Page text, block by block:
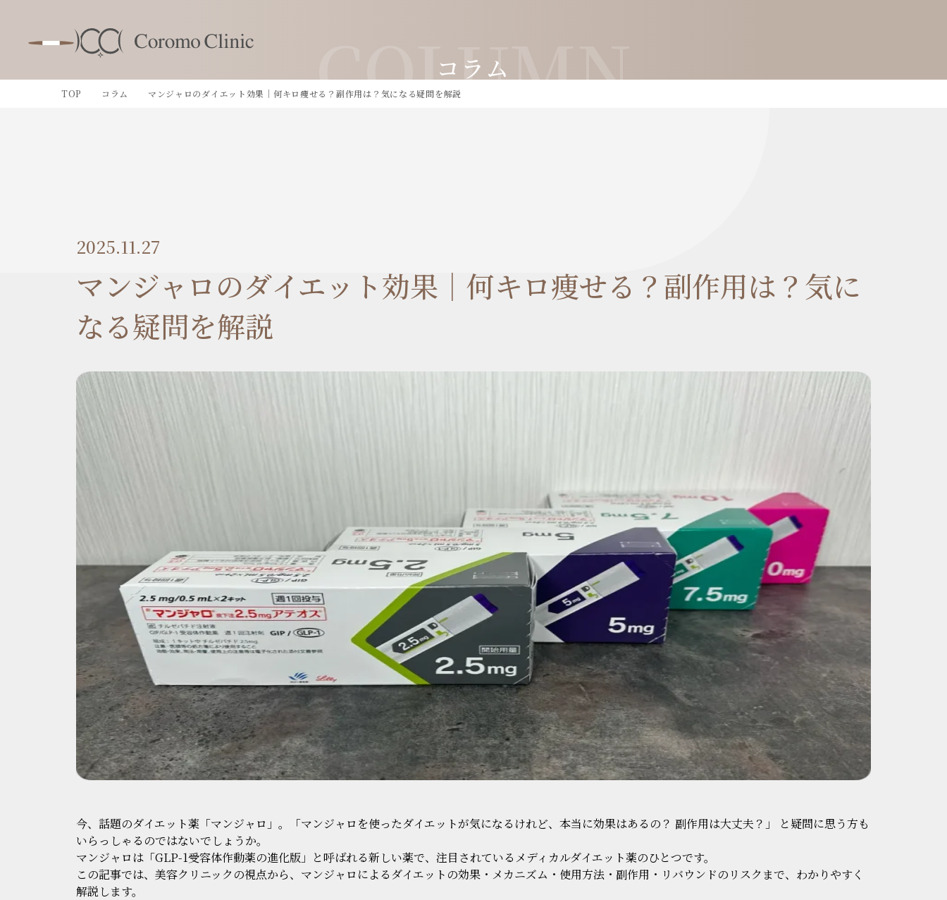
コラム
COLUMN
TOP コラム マンジャロのダイエット効果｜何キロ痩せる？副作用は？気になる疑問を解説
2025.11.27
マンジャロのダイエット効果｜何キロ痩せる？副作用は？気に
なる疑問を解説
今、話題のダイエット薬「マンジャロ」。「マンジャロを使ったダイエットが気になるけれど、本当に効果はあるの？ 副作用は大丈夫？」 と疑問に思う方も
いらっしゃるのではないでしょうか。
マンジャロは「GLP-1受容体作動薬の進化版」と呼ばれる新しい薬で、注目されているメディカルダイエット薬のひとつです。
この記事では、美容クリニックの視点から、マンジャロによるダイエットの効果・メカニズム・使用方法・副作用・リバウンドのリスクまで、わかりやすく
解説します。